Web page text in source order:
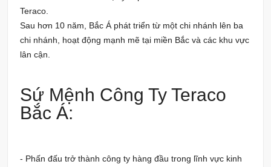
Teraco.
Sau hơn 10 năm, Bắc Á phát triển từ một chi nhánh lên ba
chi nhánh, hoạt động mạnh mẽ tại miền Bắc và các khu vực
lân cận.
Sứ Mệnh Công Ty Teraco
Bắc Á:
- Phấn đấu trở thành công ty hàng đầu trong lĩnh vực kinh